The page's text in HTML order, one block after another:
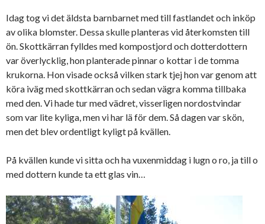
Idag tog vi det äldsta barnbarnet med till fastlandet och inköp
av olika blomster. Dessa skulle planteras vid återkomsten till
ön. Skottkärran fylldes med kompostjord och dotterdottern
var överlycklig, hon planterade pinnar o kottar i de tomma
krukorna. Hon visade också vilken stark tjej hon var genom att
köra iväg med skottkärran och sedan vägra komma tillbaka
med den. Vi hade tur med vädret, visserligen nordostvindar
som var lite kyliga, men vi har lä för dem. Så dagen var skön,
men det blev ordentligt kyligt på kvällen.
På kvällen kunde vi sitta och ha vuxenmiddag i lugn o ro, ja till o
med dottern kunde ta ett glas vin…